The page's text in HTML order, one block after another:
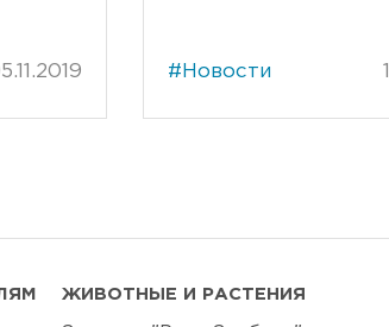
#Новости
ЖИВОТНЫЕ И РАСТЕНИЯ